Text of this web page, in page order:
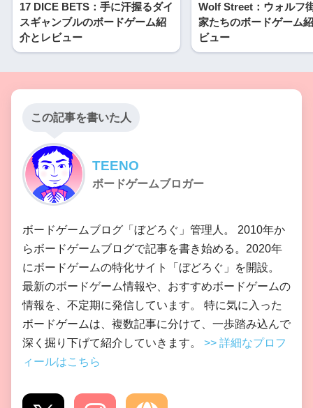
17 DICE BETS：手に汗握るダイ
スギャンブルのボードゲーム紹
介とレビュー
Wolf Street：ウォルフ
家たちのボードゲーム
ビュー
この記事を書いた人
TEENO
ボードゲームブロガー
ボードゲームブログ「ぼどろぐ」管理人。 2010年か
らボードゲームブログで記事を書き始める。2020年
にボードゲームの特化サイト「ぼどろぐ」を開設。
最新のボードゲーム情報や、おすすめボードゲームの
情報を、不定期に発信しています。 特に気に入った
ボードゲームは、複数記事に分けて、一歩踏み込んで
深く掘り下げて紹介していきます。 >> 詳細なプロフ
ィールはこちら